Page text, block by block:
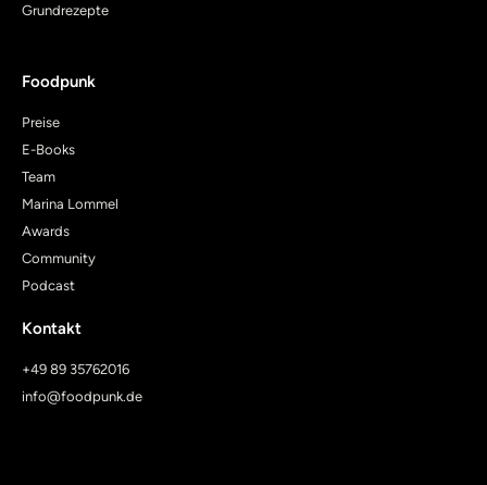
Grundrezepte
Foodpunk
Preise
E-Books
Team
Marina Lommel
Awards
Community
Podcast
Kontakt
+49 89 35762016
info@foodpunk.de